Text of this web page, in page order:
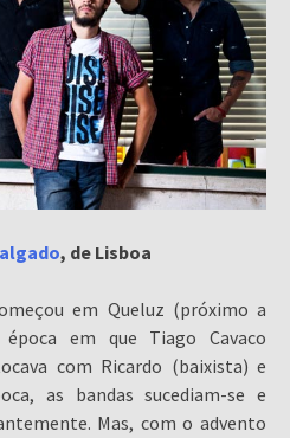
, de Lisboa
em Queluz (próximo a
em que Tiago Cavaco
com Ricardo (baixista) e
as bandas sucediam-se e
Mas, com o advento